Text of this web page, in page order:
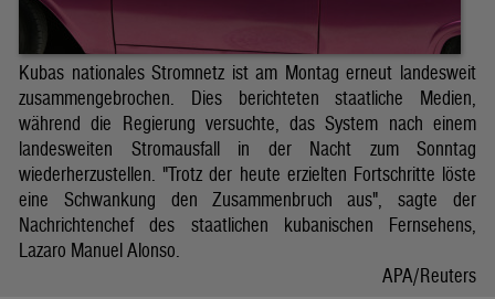
Kubas nationales Stromnetz ist am Montag erneut landesweit
zusammengebrochen. Dies berichteten staatliche Medien,
während die Regierung versuchte, das System nach einem
landesweiten Stromausfall in der Nacht zum Sonntag
wiederherzustellen. "Trotz der heute erzielten Fortschritte löste
eine Schwankung den Zusammenbruch aus", sagte der
Nachrichtenchef des staatlichen kubanischen Fernsehens,
Lazaro Manuel Alonso.
APA/Reuters